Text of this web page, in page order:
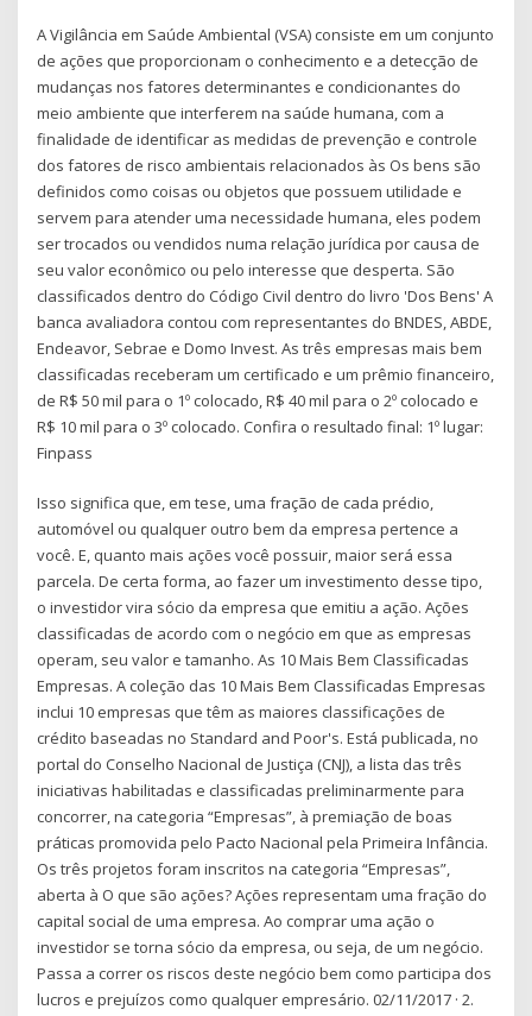
A Vigilância em Saúde Ambiental (VSA) consiste em um conjunto
de ações que proporcionam o conhecimento e a detecção de
mudanças nos fatores determinantes e condicionantes do
meio ambiente que interferem na saúde humana, com a
finalidade de identificar as medidas de prevenção e controle
dos fatores de risco ambientais relacionados às Os bens são
definidos como coisas ou objetos que possuem utilidade e
servem para atender uma necessidade humana, eles podem
ser trocados ou vendidos numa relação jurídica por causa de
seu valor econômico ou pelo interesse que desperta. São
classificados dentro do Código Civil dentro do livro 'Dos Bens' A
banca avaliadora contou com representantes do BNDES, ABDE,
Endeavor, Sebrae e Domo Invest. As três empresas mais bem
classificadas receberam um certificado e um prêmio financeiro,
de R$ 50 mil para o 1º colocado, R$ 40 mil para o 2º colocado e
R$ 10 mil para o 3º colocado. Confira o resultado final: 1º lugar:
Finpass
Isso significa que, em tese, uma fração de cada prédio,
automóvel ou qualquer outro bem da empresa pertence a
você. E, quanto mais ações você possuir, maior será essa
parcela. De certa forma, ao fazer um investimento desse tipo,
o investidor vira sócio da empresa que emitiu a ação. Ações
classificadas de acordo com o negócio em que as empresas
operam, seu valor e tamanho. As 10 Mais Bem Classificadas
Empresas. A coleção das 10 Mais Bem Classificadas Empresas
inclui 10 empresas que têm as maiores classificações de
crédito baseadas no Standard and Poor's. Está publicada, no
portal do Conselho Nacional de Justiça (CNJ), a lista das três
iniciativas habilitadas e classificadas preliminarmente para
concorrer, na categoria “Empresas”, à premiação de boas
práticas promovida pelo Pacto Nacional pela Primeira Infância.
Os três projetos foram inscritos na categoria “Empresas”,
aberta à O que são ações? Ações representam uma fração do
capital social de uma empresa. Ao comprar uma ação o
investidor se torna sócio da empresa, ou seja, de um negócio.
Passa a correr os riscos deste negócio bem como participa dos
lucros e prejuízos como qualquer empresário. 02/11/2017 · 2.